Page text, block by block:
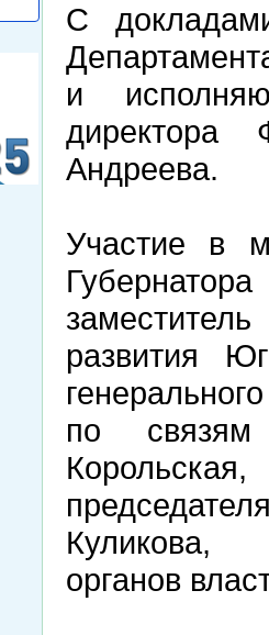
С
и
Андреева.
Участие в
развития
по связям
Куликова,
органов